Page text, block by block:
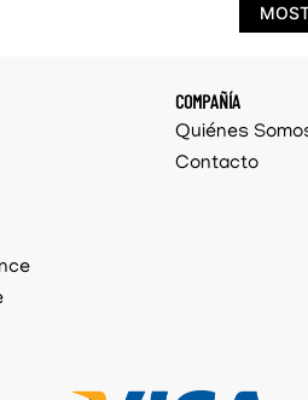
COMPAÑÍA
Quiénes
Contacto